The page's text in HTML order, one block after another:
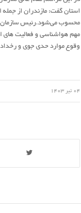
استان گفت: مازندران از
محسوب می‌شود.رئیس سازمان
مهم هواشناسی و فعالیت
وقوع موارد حدی جوی و
04 تیر 1403